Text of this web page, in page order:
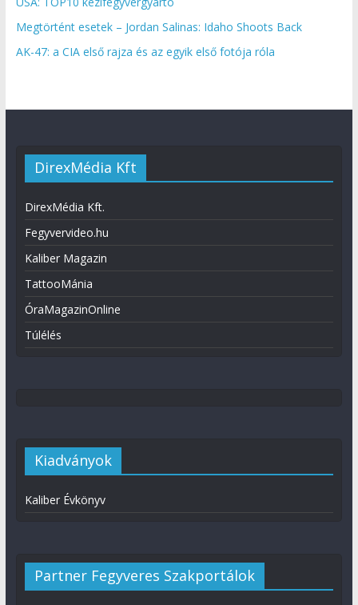
Megtörtént esetek – Jordan Salinas: Idaho Shoots Back
AK-47: a CIA első rajza és az egyik első fotója róla
DirexMédia Kft
DirexMédia Kft.
Fegyvervideo.hu
Kaliber Magazin
TattooMánia
ÓraMagazinOnline
Túlélés
Kiadványok
Kaliber Évkönyv
Partner Fegyveres Szakportálok